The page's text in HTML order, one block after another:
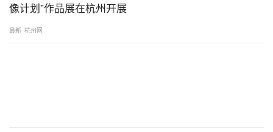
像计划”作品展在杭州开展
最新 杭州网